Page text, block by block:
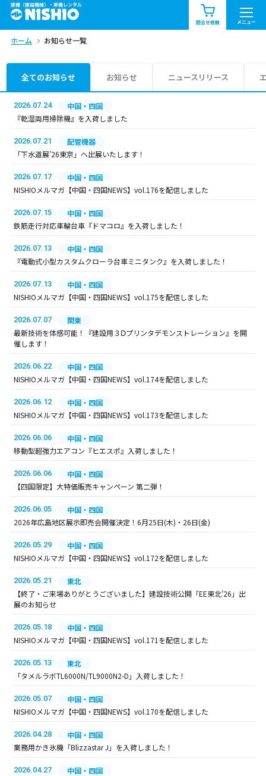
建機（建設機械）・重機レンタル
問合せ依頼 メニュー
商品一覧 お知らせ一覧
問合せ依頼リスト
エリア情報を見る
ホーム お知らせ一覧
全てのお知らせ お知らせ ニュースリリース
2026.07.24
中国・四国
『乾湿両用掃除機』を入荷しました
2026.07.21
配管機器
「下水道展’26東京」へ出展いたします！
2026.07.17
中国・四国
NISHIOメルマガ【中国・四国NEWS】vol.176を配信しました
2026.07.15
中国・四国
鉄筋走行対応車輪台車『ドマコロ』を入荷しました！
2026.07.13
中国・四国
『電動式小型カスタムクローラ台車ミニタンク』を入荷しました！
2026.07.13
中国・四国
NISHIOメルマガ【中国・四国NEWS】vol.175を配信しました
2026.07.07
関東
最新技術を体感可能！『建設用３Ⅾプリンタデモンストレーション』を開
催します！
2026.06.22
中国・四国
NISHIOメルマガ【中国・四国NEWS】vol.174を配信しました
2026.06.12
中国・四国
NISHIOメルマガ【中国・四国NEWS】vol.173を配信しました
2026.06.06
中国・四国
移動型超強力エアコン『ヒエスポ』入荷しました！
2026.06.06
中国・四国
【四国限定】大特価販売キャンペーン 第二弾！
2026.06.05
中国・四国
2026年広島地区展示即売会開催決定！6月25日(木)・26日(金)
2026.05.29
中国・四国
NISHIOメルマガ【中国・四国NEWS】vol.172を配信しました
2026.05.21
東北
【終了・ご来場ありがとうございました】建設技術公開「EE東北’26」出
展のお知らせ
2026.05.18
中国・四国
NISHIOメルマガ【中国・四国NEWS】vol.171を配信しました
2026.05.13
東北
「タメルラボTL6000N/TL9000N2-D」入荷しました！
2026.05.07
中国・四国
NISHIOメルマガ【中国・四国NEWS】vol.170を配信しました
2026.04.28
中国・四国
業務用かき氷機「Blizzastar J」を入荷しました！
2026.04.27
中国・四国